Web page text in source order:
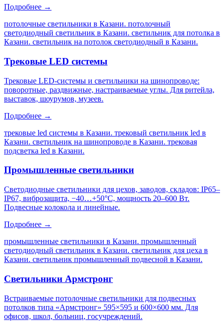
Подробнее →
потолочные светильники в Казани. потолочный
светодиодный светильник в Казани. светильник для потолка в
Казани. светильник на потолок светодиодный в Казани.
Трековые LED системы
Трековые LED-системы и светильники на шинопроводе:
поворотные, раздвижные, настраиваемые углы. Для ритейла,
выставок, шоурумов, музеев.
Подробнее →
трековые led системы в Казани. трековый светильник led в
Казани. светильник на шинопроводе в Казани. трековая
подсветка led в Казани.
Промышленные светильники
Светодиодные светильники для цехов, заводов, складов: IP65–
IP67, виброзащита, −40…+50°C, мощность 20–600 Вт.
Подвесные колокола и линейные.
Подробнее →
промышленные светильники в Казани. промышленный
светодиодный светильник в Казани. светильник для цеха в
Казани. светильник промышленный подвесной в Казани.
Светильники Армстронг
Встраиваемые потолочные светильники для подвесных
потолков типа «Армстронг» 595×595 и 600×600 мм. Для
офисов, школ, больниц, госучреждений.